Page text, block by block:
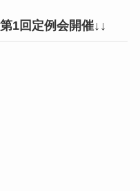
1回定例会開催↓↓